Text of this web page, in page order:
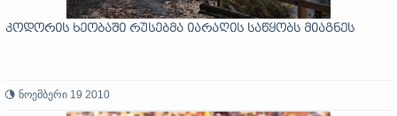
კოდორის ხეობაში რუსებმა იარაღის საწყობს მიაგნეს
ნოემბერი 19 2010